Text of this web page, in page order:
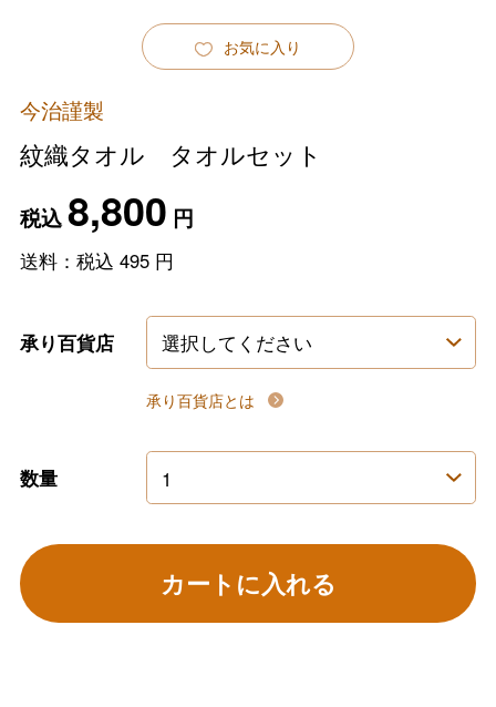
お気に入り
今治謹製
紋織タオル タオルセット
税込8,800 円
送料：税込 495円
承り百貨店
承り百貨店とは
数量
カートに入れる